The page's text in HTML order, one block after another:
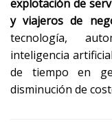
explotación de
y viajeros de
tecnología,
inteligencia
de tiempo en
disminución de